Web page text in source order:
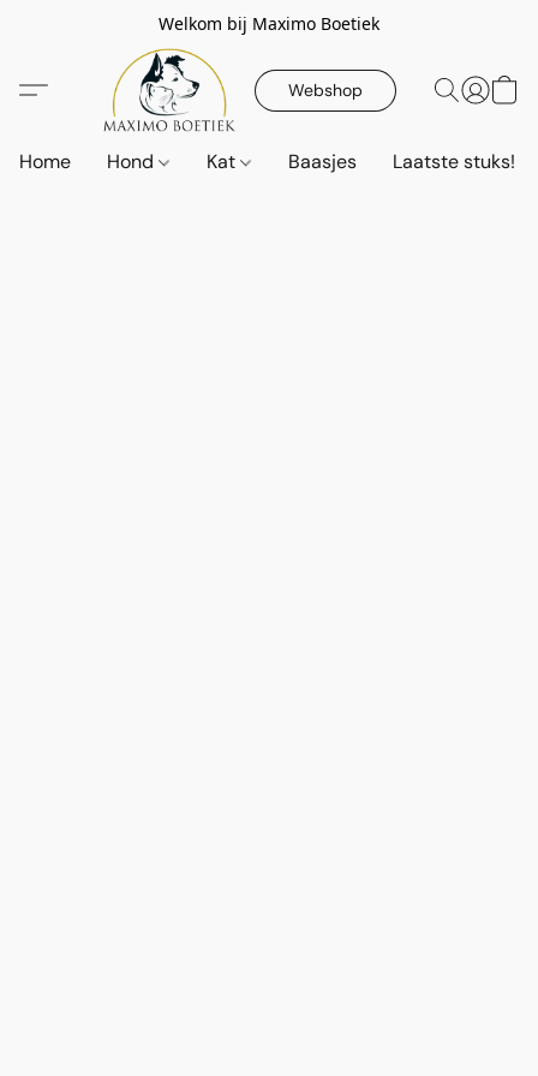
Welkom bij Maximo Boetiek
Webshop
Home Hond Kat Baasjes Laatste stuks!